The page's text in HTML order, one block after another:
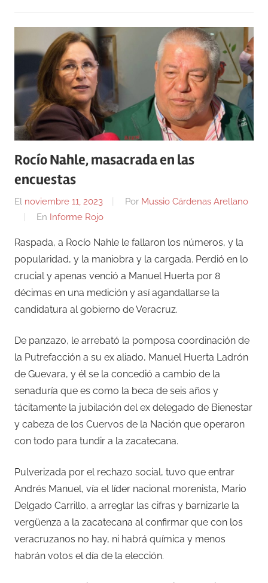
Rocío Nahle, masacrada en las
encuestas
El noviembre 11, 2023 Por Mussio Cárdenas Arellano
En Informe Rojo
Raspada, a Rocío Nahle le fallaron los números, y la
popularidad, y la maniobra y la cargada. Perdió en lo
crucial y apenas venció a Manuel Huerta por 8
décimas en una medición y así agandallarse la
candidatura al gobierno de Veracruz.
De panzazo, le arrebató la pomposa coordinación de
la Putrefacción a su ex aliado, Manuel Huerta Ladrón
de Guevara, y él se la concedió a cambio de la
senaduría que es como la beca de seis años y
tácitamente la jubilación del ex delegado de Bienestar
y cabeza de los Cuervos de la Nación que operaron
con todo para tundir a la zacatecana.
Pulverizada por el rechazo social, tuvo que entrar
Andrés Manuel, vía el líder nacional morenista, Mario
Delgado Carrillo, a arreglar las cifras y barnizarle la
vergüenza a la zacatecana al confirmar que con los
veracruzanos no hay, ni habrá química y menos
habrán votos el día de la elección.